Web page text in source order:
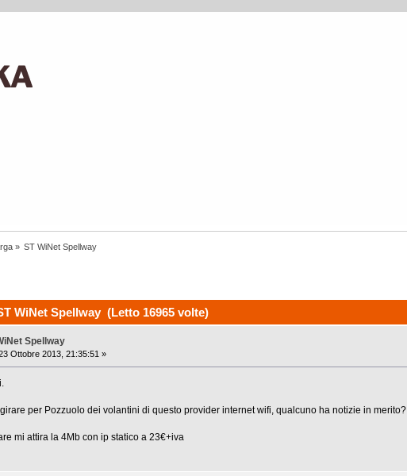
» ST WiNet Spellway
WiNet Spellway (Letto 16965 volte)
Spellway
Ottobre 2013, 21:35:51 »
per Pozzuolo dei volantini di questo provider internet wifi, qualcuno ha notizie in merito?
mi attira la 4Mb con ip statico a 23€+iva